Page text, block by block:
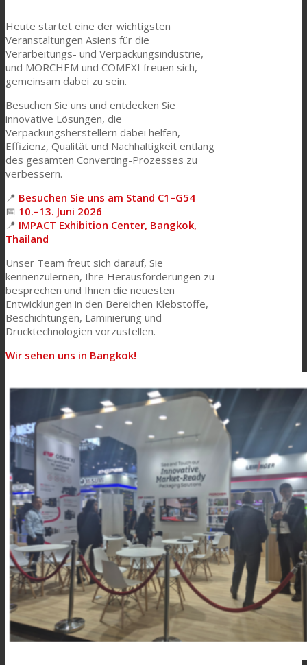
Heute startet eine der wichtigsten
Veranstaltungen Asiens für die
Verarbeitungs- und Verpackungsindustrie,
und MORCHEM und COMEXI freuen sich,
gemeinsam dabei zu sein.
Besuchen Sie uns und entdecken Sie
innovative Lösungen, die
Verpackungsherstellern dabei helfen,
Effizienz, Qualität und Nachhaltigkeit entlang
des gesamten Converting-Prozesses zu
verbessern.
📍 Besuchen Sie uns am Stand C1–G54
📅 10.–13. Juni 2026
📍 IMPACT Exhibition Center, Bangkok,
Thailand
Unser Team freut sich darauf, Sie
kennenzulernen, Ihre Herausforderungen zu
besprechen und Ihnen die neuesten
Entwicklungen in den Bereichen Klebstoffe,
Beschichtungen, Laminierung und
Drucktechnologien vorzustellen.
Wir sehen uns in Bangkok!